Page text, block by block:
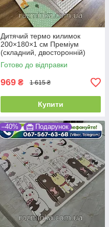
Дитячий термо килимок
200×180×1 см Преміум
(складний, двосторонній)
Готово до відправки
969 ₴ 1 615 ₴
Купити
–40% Подарунок